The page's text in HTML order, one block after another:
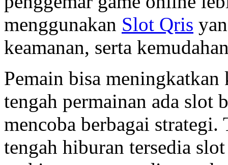
menggunakan Slot Qris
keamanan, serta
Pemain bisa
tengah permainan ada slot
mencoba berbagai
tengah hiburan tersedia